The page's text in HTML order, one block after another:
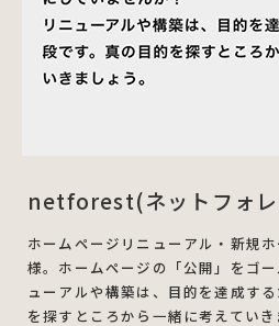
netforest(ネットフォ
ホームページリニューアル・新規
様。ホームページの「公開」をゴ
ューアルや構築は、目的を達成す
を探すところから一緒に考えていき